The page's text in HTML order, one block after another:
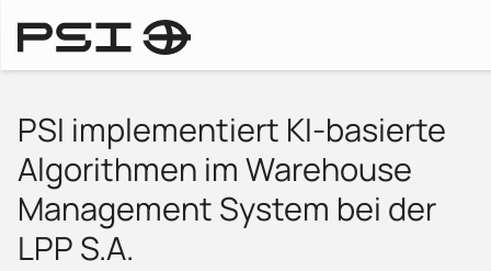
PSI implementiert KI-basierte
Algorithmen im Warehouse
Management System bei der
LPP S.A.